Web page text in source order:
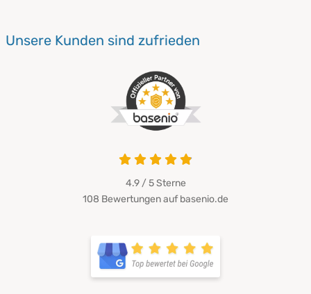
Unsere Kunden sind zufrieden
4.9 von 5
4.9 / 5Sterne
108 Bewertungen auf basenio.de
öffnet in neuem Fenster